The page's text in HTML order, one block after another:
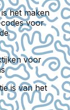
het maken
voor
voor
is van het